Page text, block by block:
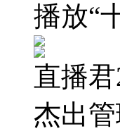
播放“
直播
杰出